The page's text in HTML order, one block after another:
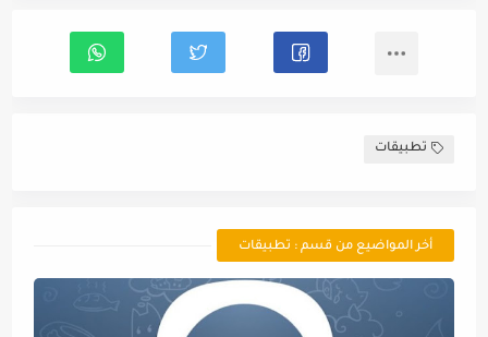
تطبيقات
أخر المواضيع من قسم : تطبيقات